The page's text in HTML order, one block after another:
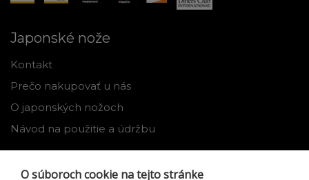
Japonské nože
Kontakt
Prečo nakupovať u nás
O japonských nožoch
Návod na použitie a údržbu
O súboroch cookie na tejto stránke